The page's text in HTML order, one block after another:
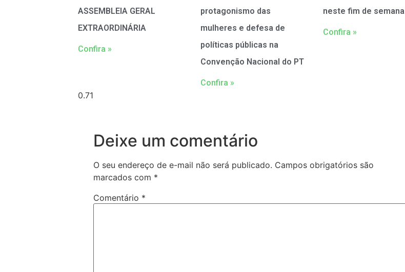
ASSEMBLEIA GERAL
EXTRAORDINÁRIA
Confira »
protagonismo das
mulheres e defesa de
políticas públicas na
Convenção Nacional do PT
Confira »
neste fim de semana
Confira »
Deixe um comentário
O seu endereço de e-mail não será publicado. Campos obrigatórios são
marcados com *
Comentário *